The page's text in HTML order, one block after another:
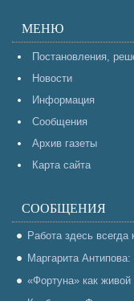
МЕНЮ
Постановления,
Новости
Информация
Сообщения
Архив газеты
Карта сайта
СООБЩЕНИЯ
Работа здесь всегда
Маргарита
«Фортуна» как